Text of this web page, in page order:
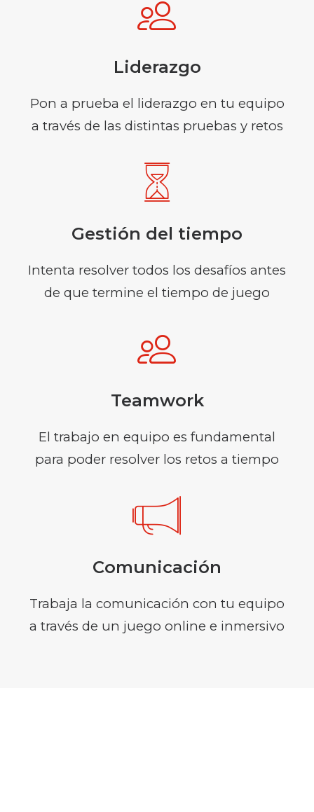
Liderazgo
Pon a prueba el liderazgo en tu equipo
a través de las distintas pruebas y retos
Gestión del tiempo
Intenta resolver todos los desafíos antes
de que termine el tiempo de juego
Teamwork
El trabajo en equipo es fundamental
para poder resolver los retos a tiempo
Comunicación
Trabaja la comunicación con tu equipo
a través de un juego online e inmersivo